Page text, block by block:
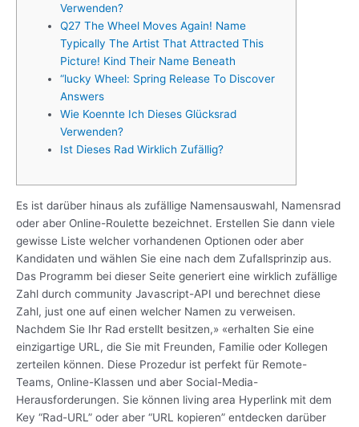
Verwenden?
Q27 The Wheel Moves Again! Name
Typically The Artist That Attracted This
Picture! Kind Their Name Beneath
“lucky Wheel: Spring Release To Discover
Answers
Wie Koennte Ich Dieses Glücksrad
Verwenden?
Ist Dieses Rad Wirklich Zufällig?
Es ist darüber hinaus als zufällige Namensauswahl, Namensrad
oder aber Online-Roulette bezeichnet. Erstellen Sie dann viele
gewisse Liste welcher vorhandenen Optionen oder aber
Kandidaten und wählen Sie eine nach dem Zufallsprinzip aus.
Das Programm bei dieser Seite generiert eine wirklich zufällige
Zahl durch community Javascript-API und berechnet diese
Zahl, just one auf einen welcher Namen zu verweisen.
Nachdem Sie Ihr Rad erstellt besitzen,» «erhalten Sie eine
einzigartige URL, die Sie mit Freunden, Familie oder Kollegen
zerteilen können. Diese Prozedur ist perfekt für Remote-
Teams, Online-Klassen und aber Social-Media-
Herausforderungen. Sie können living area Hyperlink mit dem
Key “Rad-URL” oder aber “URL kopieren” entdecken darüber